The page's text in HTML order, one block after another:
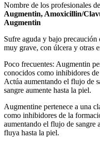
Nombre de los profesionales
Augmentin, Amoxicillin/
Augmentin
Sufre aguda y bajo precaución
muy grave, con úlcera y otras
Poco frecuentes: Augmentin
conocidos como inhibidores
Actúa aumentando el flujo de
sangre aumente hasta la piel.
Augmentine pertenece a una
como inhibidores de la
aumentando el flujo de sangre
fluya hasta la piel.